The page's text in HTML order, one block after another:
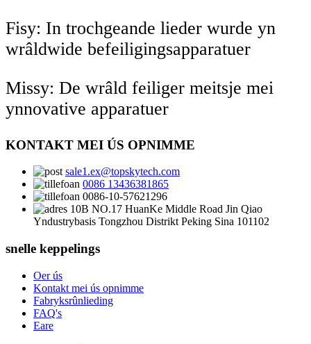
Fisy: In trochgeande lieder wurde yn
wrâldwide befeiligingsapparatuer
Missy: De wrâld feiliger meitsje mei
ynnovative apparatuer
KONTAKT MEI ÚS OPNIMME
sale1.ex@topskytech.com
0086 13436381865
0086-10-57621296
10B NO.17 HuanKe Middle Road Jin Qiao
Yndustrybasis Tongzhou Distrikt Peking Sina 101102
snelle keppelings
Oer ús
Kontakt mei ús opnimme
Fabryksrûnlieding
FAQ's
Eare